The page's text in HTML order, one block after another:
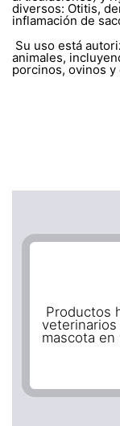
diversos: Otitis,
inflamación de
Su uso está
animales,
porcinos, ovinos y
Productos
mascota